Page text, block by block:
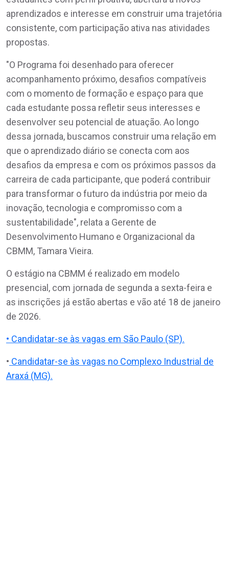
aprendizados e interesse em construir uma trajetória
consistente, com participação ativa nas atividades
propostas.
"O Programa foi desenhado para oferecer
acompanhamento próximo, desafios compatíveis
com o momento de formação e espaço para que
cada estudante possa refletir seus interesses e
desenvolver seu potencial de atuação. Ao longo
dessa jornada, buscamos construir uma relação em
que o aprendizado diário se conecta com aos
desafios da empresa e com os próximos passos da
carreira de cada participante, que poderá contribuir
para transformar o futuro da indústria por meio da
inovação, tecnologia e compromisso com a
sustentabilidade", relata a Gerente de
Desenvolvimento Humano e Organizacional da
CBMM, Tamara Vieira.
O estágio na CBMM é realizado em modelo
presencial, com jornada de segunda a sexta-feira e
as inscrições já estão abertas e vão até 18 de janeiro
de 2026.
• Candidatar-se às vagas em São Paulo (SP).
• Candidatar-se às vagas no Complexo Industrial de
Araxá (MG).